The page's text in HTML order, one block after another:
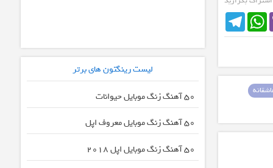
TelegramWhatsApp
لیست رینگتون های برتر
50 آهنگ زنگ موبایل حیوانات
50 آهنگ زنگ موبایل معروف اپل
50 آهنگ زنگ موبایل اپل 2018